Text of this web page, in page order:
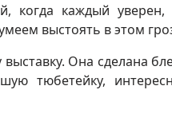
когда каждый
выстоять в этом
выставку. Она сделана
тюбетейку,